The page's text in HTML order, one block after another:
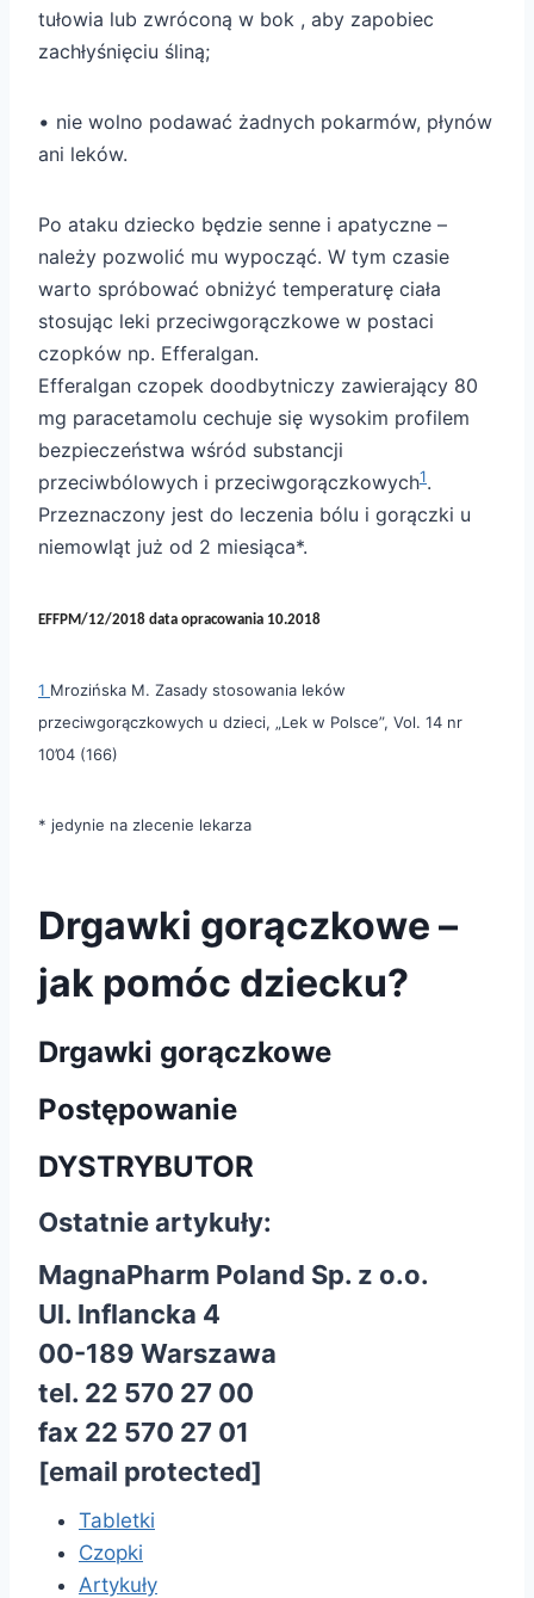
tułowia lub zwróconą w bok , aby zapobiec
zachłyśnięciu śliną;
• nie wolno podawać żadnych pokarmów, płynów
ani leków.
Po ataku dziecko będzie senne i apatyczne –
należy pozwolić mu wypocząć. W tym czasie
warto spróbować obniżyć temperaturę ciała
stosując leki przeciwgorączkowe w postaci
czopków np. Efferalgan.
Efferalgan czopek doodbytniczy zawierający 80
mg paracetamolu cechuje się wysokim profilem
bezpieczeństwa wśród substancji
przeciwbólowych i przeciwgorączkowych1.
Przeznaczony jest do leczenia bólu i gorączki u
niemowląt już od 2 miesiąca*.
EFFPM/12/2018 data opracowania 10.2018
1 Mrozińska M. Zasady stosowania leków
przeciwgorączkowych u dzieci, „Lek w Polsce”, Vol. 14 nr
10’04 (166)
* jedynie na zlecenie lekarza
Drgawki gorączkowe –
jak pomóc dziecku?
Drgawki gorączkowe
Postępowanie
DYSTRYBUTOR
Ostatnie artykuły:
MagnaPharm Poland Sp. z o.o.
Ul. Inflancka 4
00-189 Warszawa
tel. 22 570 27 00
fax 22 570 27 01
[email protected]
Tabletki
Czopki
Artykuły